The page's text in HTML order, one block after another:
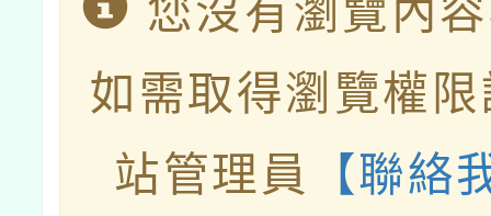
您沒有瀏覽內
如需取得瀏覽權
站管理員
【聯絡